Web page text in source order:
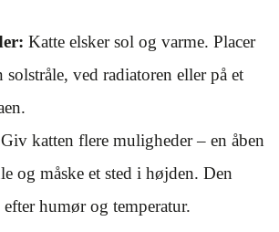
Katte elsker sol og varme. Placer
solstråle, ved radiatoren eller på et
Giv katten flere muligheder – en åben
og måske et sted i højden. Den
humør og temperatur.